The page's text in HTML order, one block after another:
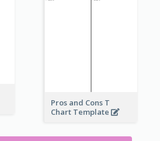
Pros and Cons T
Chart Template